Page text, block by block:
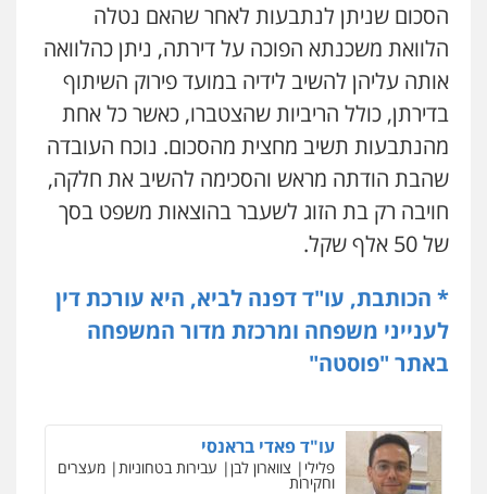
עו"ד שאדי דבאח
פלילי פשיעה כלכלית תעבורה
0505643689
עו"ד יצחק איצקוביץ'
צווארון לבן
0526655833
עו"ד אורנת קמרון
משפחה נוער
0505417090
0507120031
הסכום שניתן לנתבעות לאחר שהאם נטלה
הלוואת משכנתא הפוכה על דירתה, ניתן כהלוואה
אותה עליהן להשיב לידיה במועד פירוק השיתוף
בדירתן, כולל הריביות שהצטברו, כאשר כל אחת
מהנתבעות תשיב מחצית מהסכום. נוכח העובדה
שהבת הודתה מראש והסכימה להשיב את חלקה,
חויבה רק בת הזוג לשעבר בהוצאות משפט בסך
של 50 אלף שקל.
* הכותבת, עו"ד דפנה לביא, היא עורכת דין
לענייני משפחה ומרכזת מדור המשפחה
באתר "פוסטה"
0538788878
עו"ד שגיא אקו
פלילי מעצרים וחקירות סמים עבירות מין
עורכי דין לענייני אסירים
0525279829
לוי מלאך דדון – משרד עו"ד
פלילי פשיעה חמורה מעצרים וחקירות
0544231863
עו"ד (רו"ח) יואב ציוני
עבירות מס
0505430819
עו"ד פאדי בראנסי
פלילי צווארון לבן עבירות בטחוניות מעצרים
וחקירות